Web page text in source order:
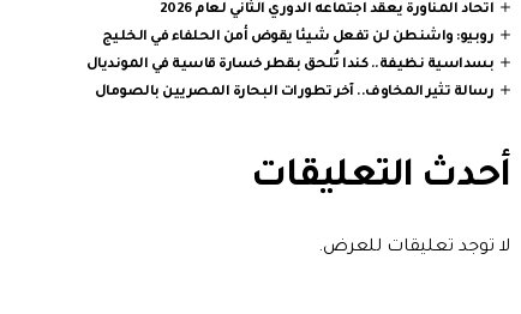
اتحاد المناورة يعقد اجتماعه الدوري الثاني لعام 2026
روبيو: واشنطن لن تفعل شيئا يقوض أمن الحلفاء في الخليج
بسداسية نظيفة.. كندا تُلحق بقطر خسارة قاسية في المونديال
رسالة تثير المخاوف.. آخر تطورات البحارة المصريين بالصومال
أحدث التعليقات
لا توجد تعليقات للعرض.